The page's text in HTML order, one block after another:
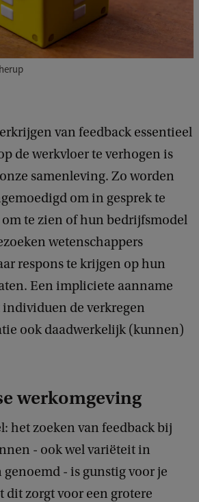
van feedback essentieel
de werkvloer te verhogen is
samenleving. Zo worden
om in gesprek te
te zien of hun bedrijfsmodel
wetenschappers
respons te krijgen op hun
Een impliciete aanname
de verkregen
ook daadwerkelijk (kunnen)
werkomgeving
het zoeken van feedback bij
- ook wel variëteit in
- is gunstig voor je
dit zorgt voor een grotere